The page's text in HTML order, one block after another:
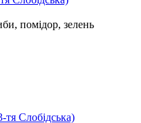
помідор, зелень